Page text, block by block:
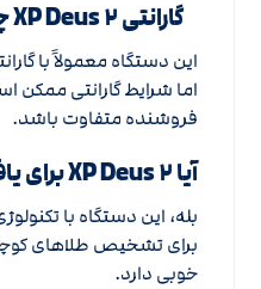
گارانتی XP Deus ۲ چگونه است؟
اما شرایط گارانتی
فروشنده متفاوت باشد.
آیا XP Deus ۲ برای یافتن طلا مناسب است؟
برای تشخیص طلاهای
خوبی دارد.